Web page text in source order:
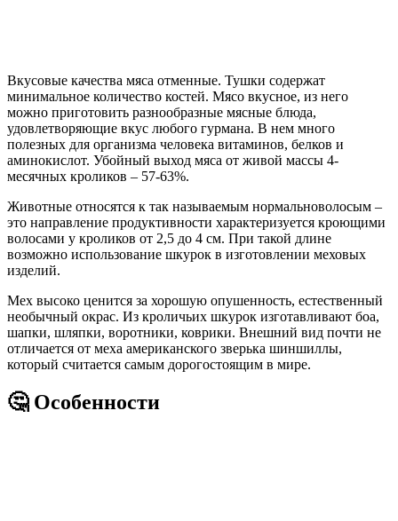
Вкусовые качества мяса отменные. Тушки содержат
минимальное количество костей. Мясо вкусное, из него
можно приготовить разнообразные мясные блюда,
удовлетворяющие вкус любого гурмана. В нем много
полезных для организма человека витаминов, белков и
аминокислот. Убойный выход мяса от живой массы 4-
месячных кроликов – 57-63%.
Животные относятся к так называемым нормальноволосым –
это направление продуктивности характеризуется кроющими
волосами у кроликов от 2,5 до 4 см. При такой длине
возможно использование шкурок в изготовлении меховых
изделий.
Мех высоко ценится за хорошую опушенность, естественный
необычный окрас. Из кроличьих шкурок изготавливают боа,
шапки, шляпки, воротники, коврики. Внешний вид почти не
отличается от меха американского зверька шиншиллы,
который считается самым дорогостоящим в мире.
🤔 Особенности